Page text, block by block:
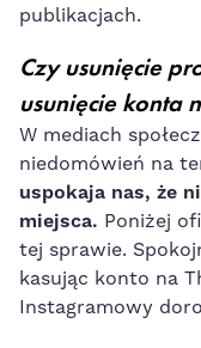
publikacjach.
Czy usunięcie
usunięcie konta
W mediach
niedomówień na
uspokaja nas, że
miejsca. Poniżej
tej sprawie.
kasując konto na
Instagramowy